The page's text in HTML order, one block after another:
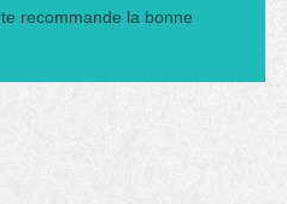
recommande la bonne